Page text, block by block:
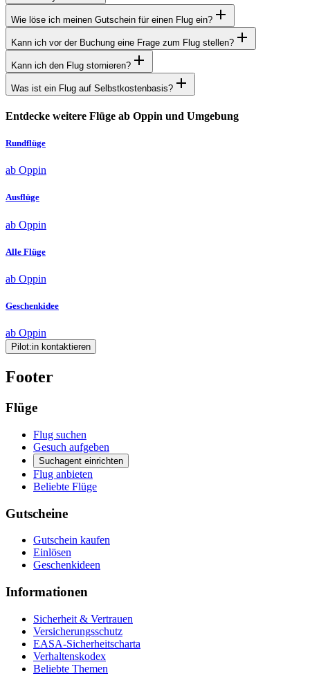
Wie löse ich meinen Gutschein für einen Flug ein?
Kann ich vor der Buchung eine Frage zum Flug stellen?
Kann ich den Flug stornieren?
Was ist ein Flug auf Selbstkostenbasis?
Entdecke weitere Flüge ab Oppin und Umgebung
Rundflüge
ab Oppin
Ausflüge
ab Oppin
Alle Flüge
ab Oppin
Geschenkidee
ab Oppin
Pilot:in kontaktieren
Footer
Flüge
Flug suchen
Gesuch aufgeben
Suchagent einrichten
Flug anbieten
Beliebte Flüge
Gutscheine
Gutschein kaufen
Einlösen
Geschenkideen
Informationen
Sicherheit & Vertrauen
Versicherungsschutz
EASA-Sicherheitscharta
Verhaltenskodex
Beliebte Themen